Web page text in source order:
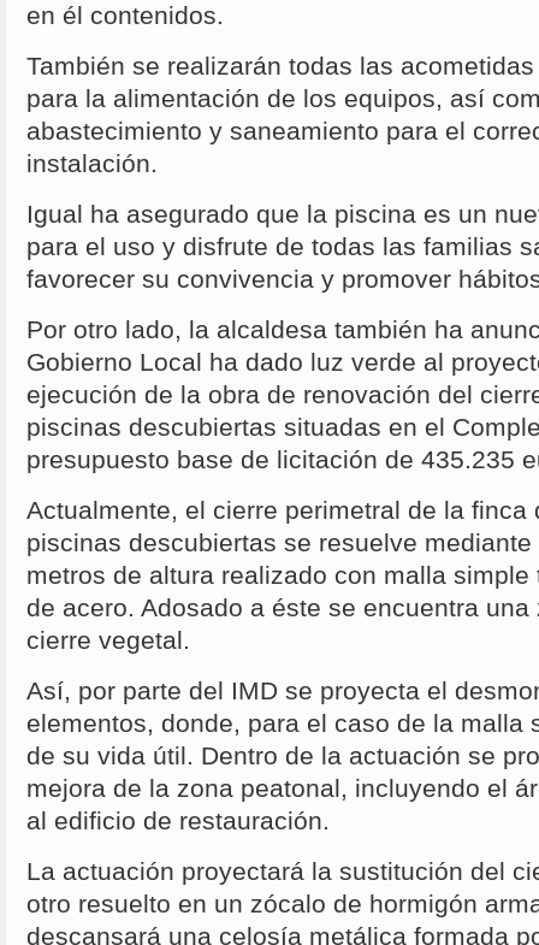
en él contenidos.
También se realizarán todas las
para la alimentación de los equipos, así
abastecimiento y saneamiento para el
instalación.
Igual ha asegurado que la piscina es un
para el uso y disfrute de todas las familias
favorecer su convivencia y promover
Por otro lado, la alcaldesa también ha
Gobierno Local ha dado luz verde al
ejecución de la obra de renovación del
piscinas descubiertas situadas en el
presupuesto base de licitación de 435.235
Actualmente, el cierre perimetral de la finca
piscinas descubiertas se resuelve
metros de altura realizado con malla
de acero. Adosado a éste se encuentra
cierre vegetal.
Así, por parte del IMD se proyecta el
elementos, donde, para el caso de la malla
de su vida útil. Dentro de la actuación se
mejora de la zona peatonal, incluyendo el
al edificio de restauración.
La actuación proyectará la sustitución del
otro resuelto en un zócalo de hormigón
descansará una celosía metálica formada